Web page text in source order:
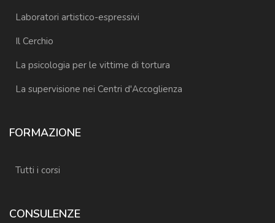
Laboratori artistico-espressivi
Il Cerchio
La psicologia per le vittime di tortura
La supervisione nei Centri d'Accoglienza
FORMAZIONE
Tutti i corsi
CONSULENZE